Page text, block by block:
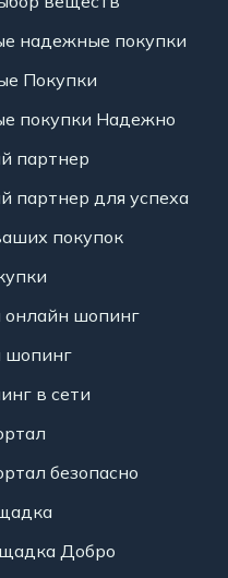
надежные покупки
Покупки
покупки Надежно
партнер
партнер для успеха
покупок
шопинг
шопинг
в сети
безопасно
Добро